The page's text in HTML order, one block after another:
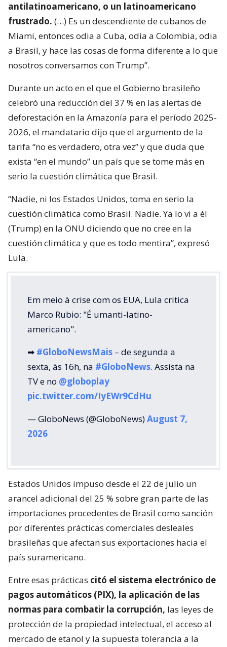
antilatinoamericano, o un latinoamericano
frustrado. (…) Es un descendiente de cubanos de
Miami, entonces odia a Cuba, odia a Colombia, odia
a Brasil, y hace las cosas de forma diferente a lo que
nosotros conversamos con Trump”.
Durante un acto en el que el Gobierno brasileño
celebró una reducción del 37 % en las alertas de
deforestación en la Amazonía para el período 2025-
2026, el mandatario dijo que el argumento de la
tarifa “no es verdadero, otra vez” y que duda que
exista “en el mundo” un país que se tome más en
serio la cuestión climática que Brasil.
“Nadie, ni los Estados Unidos, toma en serio la
cuestión climática como Brasil. Nadie. Ya lo vi a él
(Trump) en la ONU diciendo que no cree en la
cuestión climática y que es todo mentira”, expresó
Lula.
Em meio à crise com os EUA, Lula critica
Marco Rubio: "É umanti-latino-
americano".
➡ #GloboNewsMais – de segunda a
sexta, às 16h, na #GloboNews. Assista na
TV e no @globoplay
pic.twitter.com/IyEWr9CdHu
— GloboNews (@GloboNews)August 7,
2026
Estados Unidos impuso desde el 22 de julio un
arancel adicional del 25 % sobre gran parte de las
importaciones procedentes de Brasil como sanción
por diferentes prácticas comerciales desleales
brasileñas que afectan sus exportaciones hacia el
país suramericano.
Entre esas prácticas citó el sistema electrónico de
pagos automáticos (PIX), la aplicación de las
normas para combatir la corrupción, las leyes de
protección de la propiedad intelectual, el acceso al
mercado de etanol y la supuesta tolerancia a la